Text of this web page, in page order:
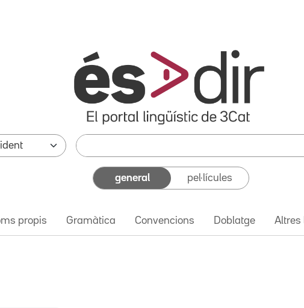
general pel·lícules
propis Gramàtica Convencions Doblatge Altres